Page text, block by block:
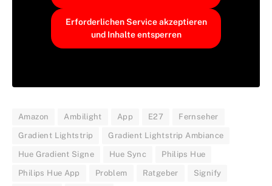
Erforderlichen Service akzeptieren
und Inhalte entsperren
Amazon Ambilight App E27 Fernseher
Gradient Lightstrip Gradient Lightstrip Ambiance
Hue Gradient Signe Hue Sync Philips Hue
Philips Hue App Problem Ratgeber Signify